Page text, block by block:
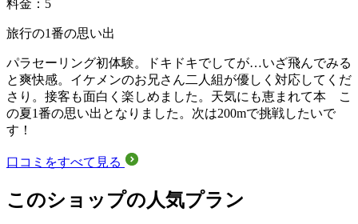
料金：5
旅行の1番の思い出
パラセーリング初体験。ドキドキでしてが…いざ飛んでみる
と爽快感。イケメンのお兄さん二人組が優しく対応してくだ
さり。接客も面白く楽しめました。天気にも恵まれて本 こ
の夏1番の思い出となりました。次は200mで挑戦したいで
す！
口コミをすべて見る
このショップの人気プラン